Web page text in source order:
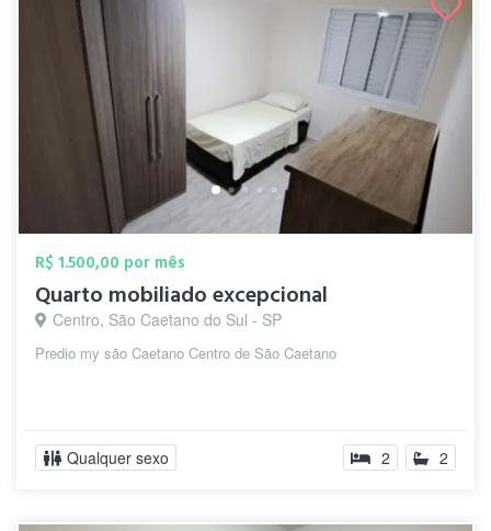
R$ 1.500,00 por mês
Quarto mobiliado excepcional
Centro, São Caetano do Sul - SP
Predio my são Caetano Centro de São Caetano
Qualquer sexo 2 2